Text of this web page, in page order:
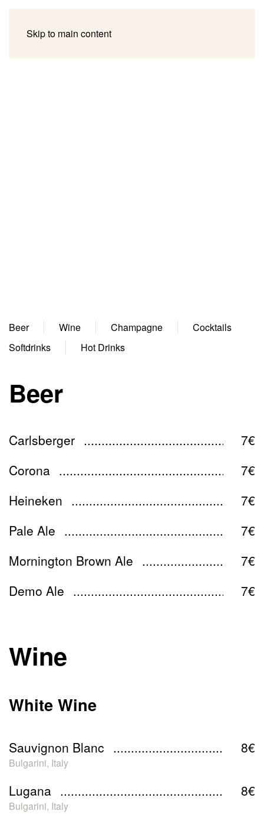
Skip to main content
Beer Wine Champagne
Cocktails
Softdrinks
Hot Drinks
Beer
Carlsberger
7€
Corona
7€
Heineken
7€
Pale Ale
7€
Mornington Brown Ale
7€
Demo Ale
7€
Wine
White Wine
Sauvignon Blanc 8€
Bulgarini, Italy
Lugana 8€
Bulgarini, Italy